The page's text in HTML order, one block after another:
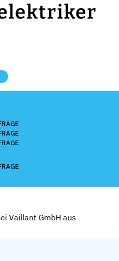
Vaillant GmbH aus